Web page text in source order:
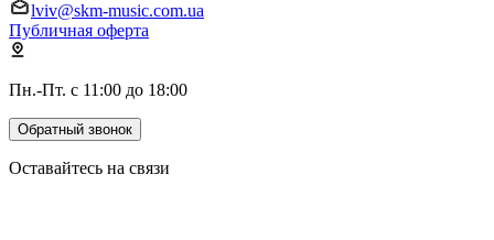
lviv@skm-music.com.ua
Публичная оферта
Пн.-Пт. с 11:00 до 18:00
Обратный звонок
Оставайтесь на связи